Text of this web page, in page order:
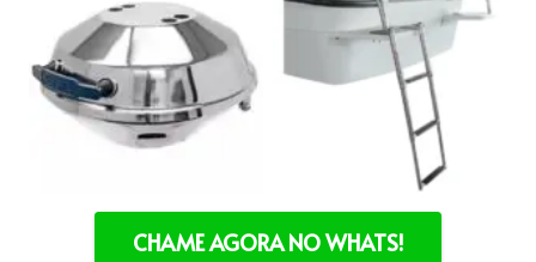
CHAME AGORA NO WHATS!